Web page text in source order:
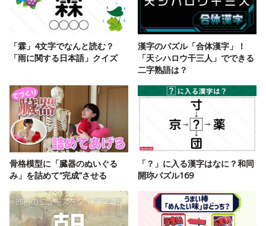
「霖」4文字でなんと読む？
「雨に関する日本語」クイズ
漢字のパズル「合体漢字」！
「天シハロウ干三人」でできる
二字熟語は？
骨格模型に「臓器のぬいぐる
み」を詰めて“完成”させる
「？」に入る漢字はなに？和同
開珎パズル169